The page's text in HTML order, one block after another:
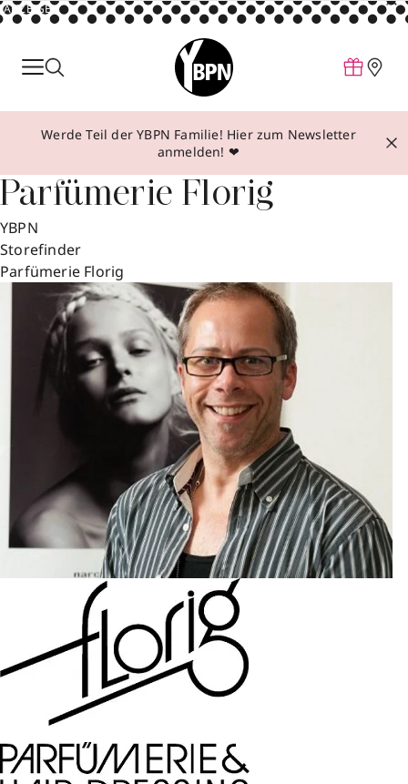
ANZEIGE
Parfum
Make-up
Behandlungen
Inspiration
Über YBPN
Aktionen
Storefinder
Werde Teil der YBPN Familie! Hier zum Newsletter
anmelden! ❤
Parfümerie Florig
YBPN
Storefinder
Parfümerie Florig